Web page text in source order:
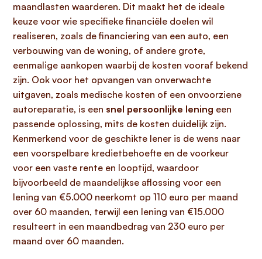
maandlasten waarderen. Dit maakt het de ideale
keuze voor wie specifieke financiële doelen wil
realiseren, zoals de financiering van een auto, een
verbouwing van de woning, of andere grote,
eenmalige aankopen waarbij de kosten vooraf bekend
zijn. Ook voor het opvangen van onverwachte
uitgaven, zoals medische kosten of een onvoorziene
autoreparatie, is een snel persoonlijke lening een
passende oplossing, mits de kosten duidelijk zijn.
Kenmerkend voor de geschikte lener is de wens naar
een voorspelbare kredietbehoefte en de voorkeur
voor een vaste rente en looptijd, waardoor
bijvoorbeeld de maandelijkse aflossing voor een
lening van €5.000 neerkomt op 110 euro per maand
over 60 maanden, terwijl een lening van €15.000
resulteert in een maandbedrag van 230 euro per
maand over 60 maanden.